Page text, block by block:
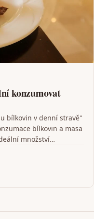
konzumovat
bílkovin v denní stravě"
bílkovin a masa
množství…